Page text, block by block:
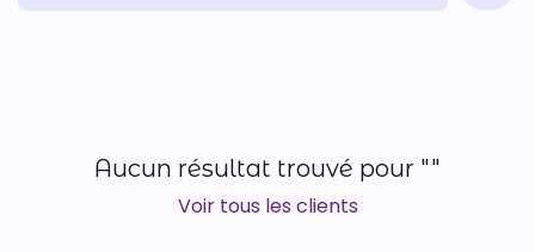
Aucun résultat trouvé pour ""
Voir tous les clients